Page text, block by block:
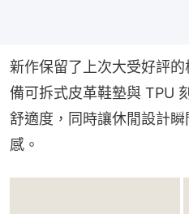
新作保留了上次大受好評
備可拆式皮革鞋墊與 TPU
舒適度，同時讓休閒設計
感。